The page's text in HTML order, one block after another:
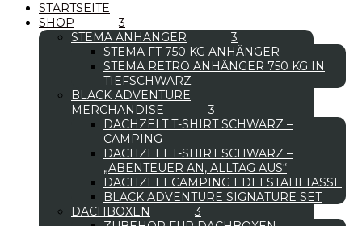
STARTSEITE
SHOP
STEMA ANHÄNGER
STEMA FT 750 KG ANHÄNGER
STEMA RETRO ANHÄNGER 750 KG IN
TIEFSCHWARZ
BLACK ADVENTURE
MERCHANDISE
DACHZELT T-SHIRT SCHWARZ –
CAMPING
DACHZELT T-SHIRT SCHWARZ –
„ABENTEUER AN, ALLTAG AUS“
DACHZELT CAMPING EDELSTAHLTASSE
BLACK ADVENTURE SIGNATURE SET
DACHBOXEN